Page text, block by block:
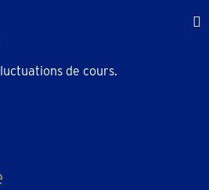
de cours.